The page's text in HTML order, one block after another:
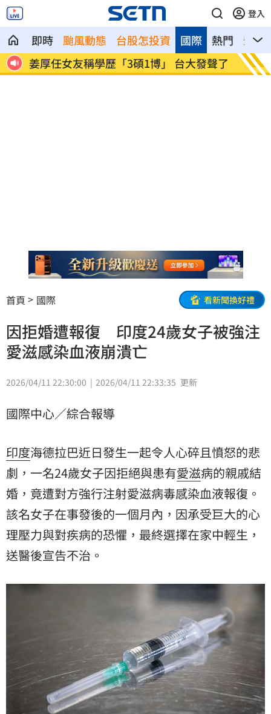
登入
即時 颱風動態 台股怎投資 熱門 影音
國際
了 工會風波擴大 許常德再嗆曹雨婷轉移焦
點
官方
助
首頁 國際 看新聞換好禮
因拒婚遭報復 印度24歲女子被強注
愛滋感染血液崩潰亡
2026/04/11 22:30:00 2026/04/11 22:33:35 更新
國際中心／綜合報導
印度海德拉巴近日發生一起令人心碎且憤怒的悲
劇，一名24歲女子因拒絕與患有愛滋病的親戚結
婚，竟遭對方強行注射愛滋病毒感染血液報復。
該名女子在事發後的一個月內，因承受巨大的心
理壓力與對疾病的恐懼，最終選擇在家中輕生，
送醫後宣告不治。